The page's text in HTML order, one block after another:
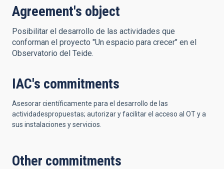
Agreement's object
Posibilitar el desarrollo de las actividades que
conforman el proyecto "Un espacio para crecer" en el
Observatorio del Teide.
IAC's commitments
Asesorar científicamente para el desarrollo de las
actividadespropuestas; autorizar y facilitar el acceso al OT y a
sus instalaciones y servicios.
Other commitments